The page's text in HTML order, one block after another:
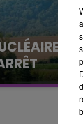
que
est à